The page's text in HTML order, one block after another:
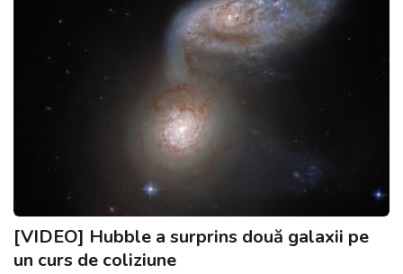
[VIDEO] Hubble a surprins două galaxii pe
un curs de coliziune